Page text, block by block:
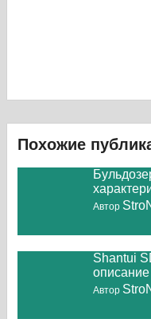
Похожие
Автор
Shantui
описание
Автор